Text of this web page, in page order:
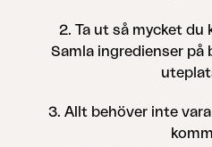
2. Ta ut så mycket du
Samla ingredienser på
3. Allt behöver inte